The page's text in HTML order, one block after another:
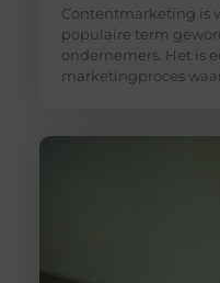
Contentmarketing is
populaire term
ondernemers. Het is
marketingproces